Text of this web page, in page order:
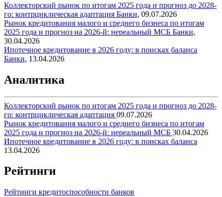
Коллекторский рынок по итогам 2025 года и прогноз до 2028-
го: контрциклическая адаптация Банки, 09.07.2026
Рынок кредитования малого и среднего бизнеса по итогам
2025 года и прогноз на 2026-й: нереальный МСБ Банки,
30.04.2026
Ипотечное кредитование в 2026 году: в поисках баланса
Банки, 13.04.2026
Аналитика
Коллекторский рынок по итогам 2025 года и прогноз до 2028-
го: контрциклическая адаптация 09.07.2026
Рынок кредитования малого и среднего бизнеса по итогам
2025 года и прогноз на 2026-й: нереальный МСБ 30.04.2026
Ипотечное кредитование в 2026 году: в поисках баланса
13.04.2026
Рейтинги
Рейтинги кредитоспособности банков